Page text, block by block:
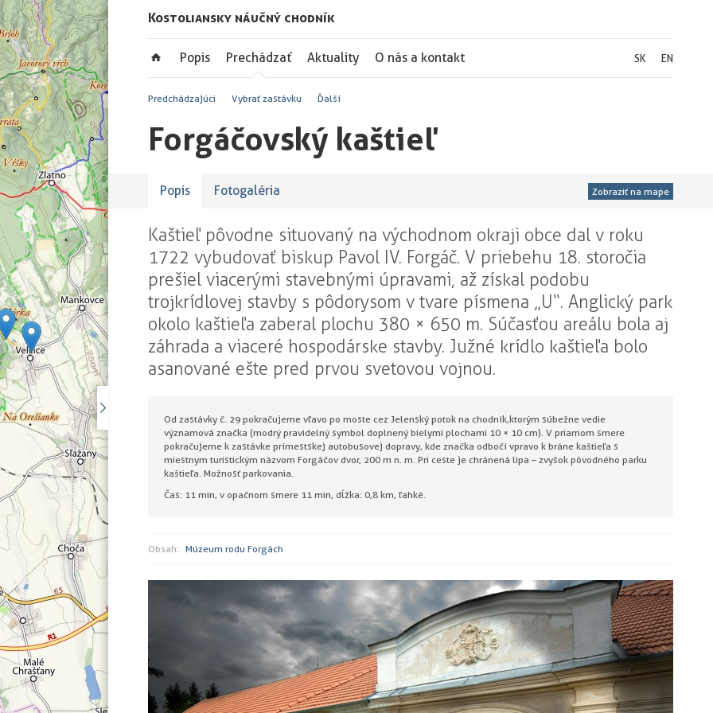
Kostoliansky náučný chodník
Popis Prechádzať Aktuality O nás a kontakt EN
SK
Predchádzajúci Vybrať zastávku Ďalší
Forgáčovský kaštieľ
Popis Fotogaléria Zobraziť na mape
Kaštieľ pôvodne situovaný na východnom okraji obce dal v roku
1722 vybudovať biskup Pavol IV. Forgáč. V priebehu 18. storočia
prešiel viacerými stavebnými úpravami, až získal podobu
trojkrídlovej stavby s pôdorysom v tvare písmena „U“. Anglický park
okolo kaštieľa zaberal plochu 380 × 650 m. Súčasťou areálu bola aj
záhrada a viaceré hospodárske stavby. Južné krídlo kaštieľa bolo
asanované ešte pred prvou svetovou vojnou.
Od zastávky č. 29 pokračujeme vľavo po moste cez Jelenský potok na chodník,ktorým súbežne vedie
významová značka (modrý pravidelný symbol doplnený bielymi plochami 10 × 10 cm). V priamom smere
pokračujeme k zastávke prímestskej autobusovej dopravy, kde značka odbočí vpravo k bráne kaštieľa s
miestnym turistickým názvom Forgáčov dvor, 200 m n. m. Pri ceste je chránená lipa – zvyšok pôvodného parku
kaštieľa. Možnosť parkovania.
Čas: 11 min, v opačnom smere 11 min, dĺžka: 0,8 km, ľahké.
Obsah: Múzeum rodu Forgách